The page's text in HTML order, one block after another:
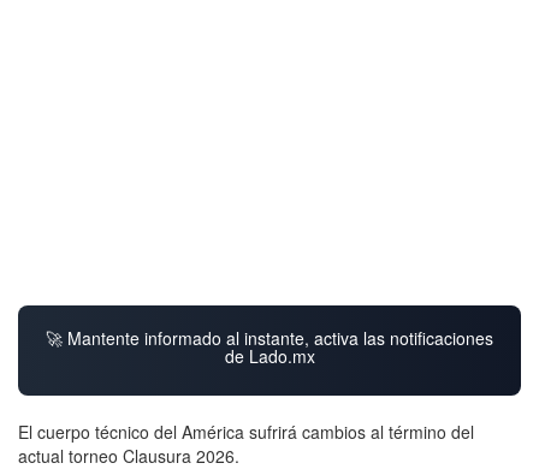
🚀 Mantente informado al instante, activa las notificaciones
de Lado.mx
El cuerpo técnico del América sufrirá cambios al término del
actual torneo Clausura 2026.